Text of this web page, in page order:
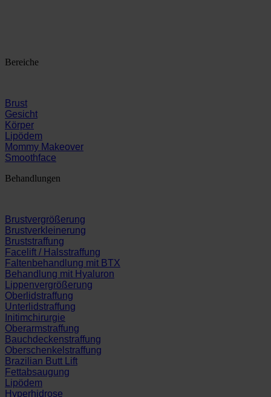
Bereiche
Brust
Gesicht
Körper
Lipödem
Mommy Makeover
Smoothface
Behandlungen
Brustvergrößerung
Brustverkleinerung
Bruststraffung
Facelift / Halsstraffung
Faltenbehandlung mit BTX
Behandlung mit Hyaluron
Lippenvergrößerung
Oberlidstraffung
Unterlidstraffung
Initimchirurgie
Oberarmstraffung
Bauchdeckenstraffung
Oberschenkelstraffung
Brazilian Butt Lift
Fettabsaugung
Lipödem
Hyperhidrose